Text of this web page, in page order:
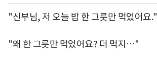
"신부님, 저 오늘 밥 한 그릇만 먹었어요."
"왜 한 그릇만 먹었어요? 더 먹지…"